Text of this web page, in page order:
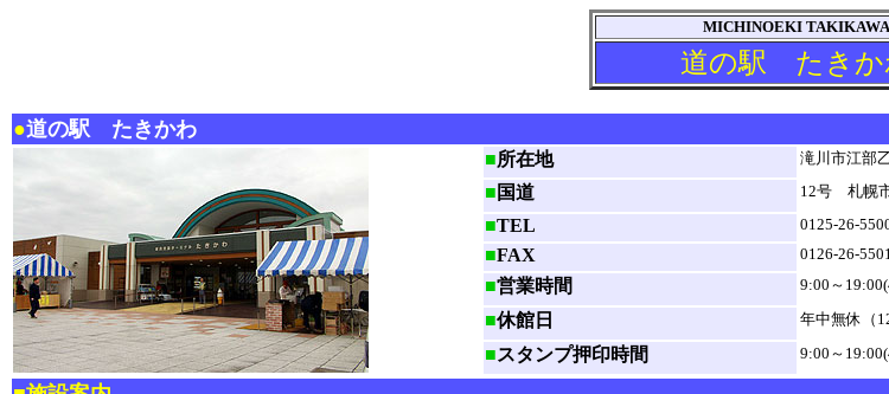
MICHINOEKI TAKIKAWA
道の駅 たきか
●道の駅 たきかわ
■所在地 滝川市江部
■ 国道 12号 札幌
■TEL 0125-26-
■FAX 0126-26-
■営業時間 9:00～
■休館日 年中無休（
■スタンプ押印時間 9:00～